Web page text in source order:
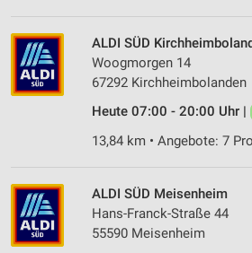
ALDI SÜD
Woogmorgen 14
67292 Kirchheimbolanden
Heute 07:00 - 20:00 Uhr |
13,84 km • Angebote: 7
ALDI SÜD Meisenheim
Hans-Franck-Straße 44
55590 Meisenheim